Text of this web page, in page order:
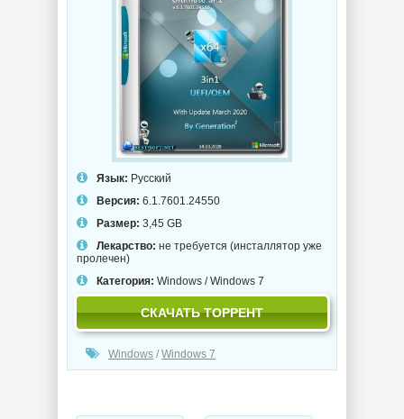
Язык: Русский
Версия: 6.1.7601.24550
Размер: 3,45 GB
Лекарство: не требуется (инсталлятор уже
пролечен)
Категория: Windows /Windows 7
СКАЧАТЬ ТОРРЕНТ
Windows / Windows 7